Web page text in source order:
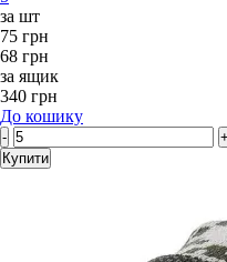
за шт
75 грн
68 грн
за ящик
340 грн
До кошику
-
+
Купити